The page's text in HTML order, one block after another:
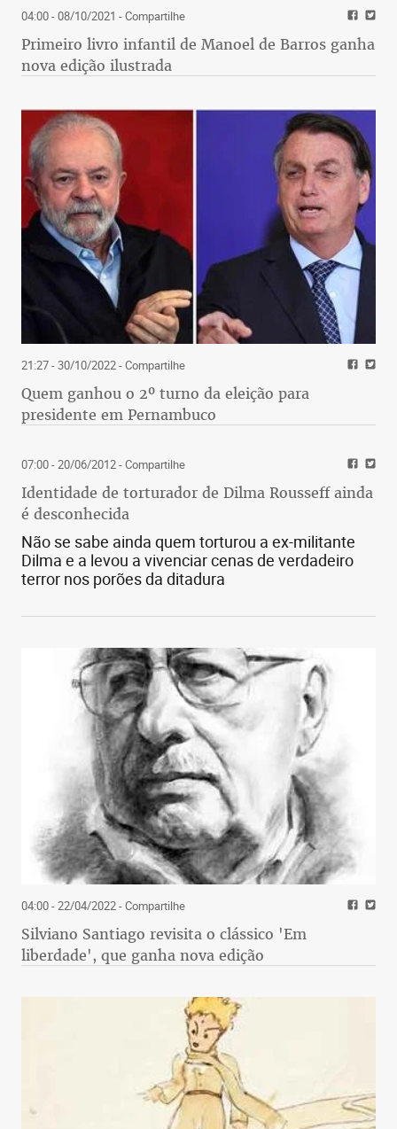
04:00 - 08/10/2021 - Compartilhe
Primeiro livro infantil de Manoel de Barros ganha
nova edição ilustrada
21:27 - 30/10/2022- Compartilhe
Quem ganhou o 2º turno da eleição para
presidente em Pernambuco
07:00 - 20/06/2012- Compartilhe
Identidade de torturador de Dilma Rousseff ainda
é desconhecida
Não se sabe ainda quem torturou a ex-militante
Dilma e a levou a vivenciar cenas de verdadeiro
terror nos porões da ditadura
04:00 - 22/04/2022- Compartilhe
Silviano Santiago revisita o clássico 'Em
liberdade', que ganha nova edição